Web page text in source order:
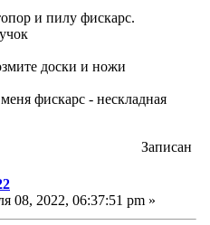
и пилу фискарс.
доски и ножи
фискарс - нескладная
Записан
08, 2022, 06:37:51 pm »